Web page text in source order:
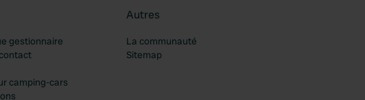
gestionnaire
camping-cars
Autres
La communauté
Sitemap